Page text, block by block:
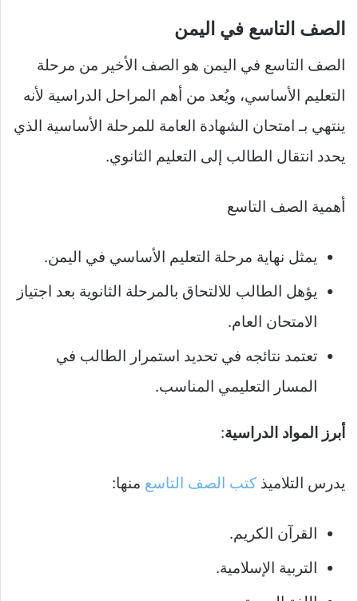
الصف التاسع في اليمن
الصف التاسع في اليمن هو الصف الأخير من مرحلة
التعليم الأساسي، ويُعد من أهم المراحل الدراسية لأنه
ينتهي بـ امتحان الشهادة العامة للمرحلة الأساسية الذي
يحدد انتقال الطالب إلى التعليم الثانوي.
أهمية الصف التاسع
يمثل نهاية مرحلة التعليم الأساسي في اليمن.
يؤهل الطالب للالتحاق بالمرحلة الثانوية بعد اجتياز
الامتحان العام.
تعتمد نتائجه في تحديد استمرار الطالب في
المسار التعليمي المناسب.
أبرز المواد الدراسية:
يدرس التلاميذ كتب الصف التاسع منها:
القرآن الكريم.
التربية الإسلامية.